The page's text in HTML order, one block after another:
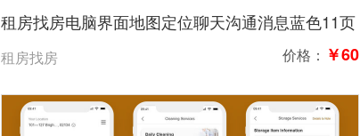
租房找房电脑界面地图定位聊天沟通消息蓝色11页
租房找房 价格： ￥60